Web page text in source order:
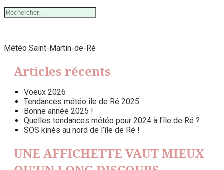
Rechercher :
Météo Saint-Martin-de-Ré
Articles récents
Voeux 2026
Tendances météo île de Ré 2025
Bonne année 2025 !
Quelles tendances météo pour 2024 à l’île de Ré ?
SOS kinés au nord de l’île de Ré !
UNE AFFICHETTE VAUT MIEUX